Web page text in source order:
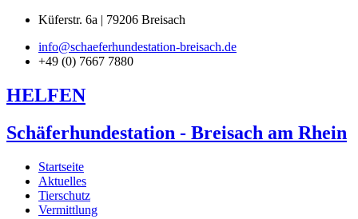
Küferstr. 6a | 79206 Breisach
info@schaeferhundestation-breisach.de
+49 (0) 7667 7880
HELFEN
Schäferhundestation - Breisach am Rhein
Startseite
Aktuelles
Tierschutz
Vermittlung